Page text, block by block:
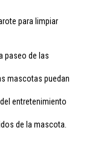
para limpiar
paseo de las
mascotas puedan
entretenimiento
de la mascota.